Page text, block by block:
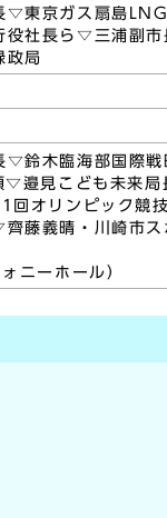
東京ガス扇島LNG
役社長ら▽三浦副
政局
▽鈴木臨海部国際
▽邉見こども未来
回オリンピック競
藤義晴・川崎市ス
ニーホール）